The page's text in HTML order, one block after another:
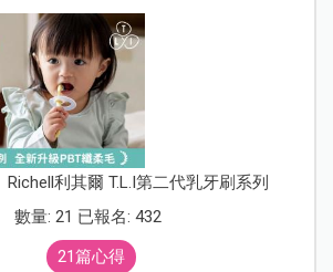
Richell利其爾 T.L.I第二代乳牙刷系列
數量: 21 已報名: 432
21篇心得